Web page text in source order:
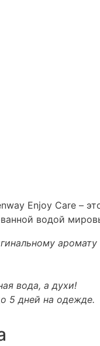
Enjoy Care –
водой
аромату
вода, а духи!
5 дней на одежде.